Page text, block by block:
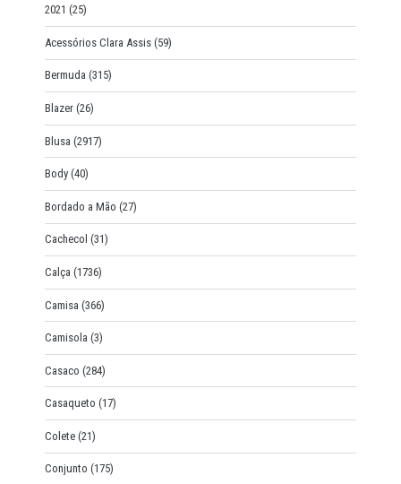
r
:
2021 (25)
Acessórios Clara Assis (59)
Bermuda (315)
Blazer (26)
Blusa (2917)
Body (40)
Bordado a Mão (27)
Cachecol (31)
Calça (1736)
Camisa (366)
Camisola (3)
Casaco (284)
Casaqueto (17)
Colete (21)
Conjunto (175)